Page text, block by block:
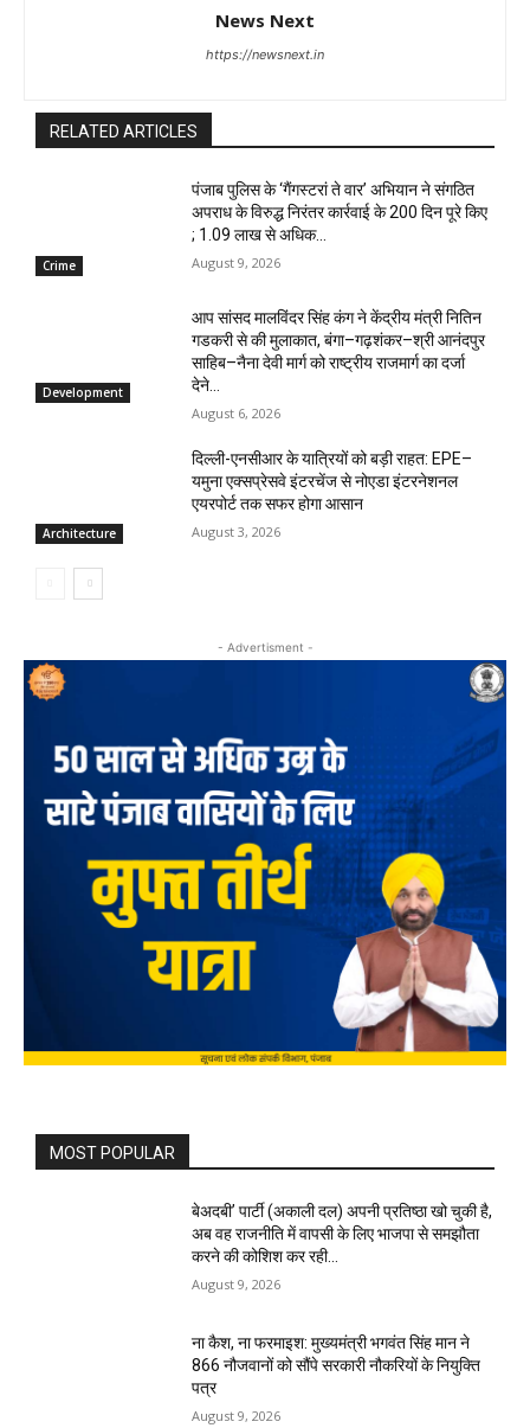
News Next
https://newsnext.in
RELATED ARTICLES
Crime
पंजाब पुलिस के ‘गैंगस्टरां ते वार’ अभियान ने संगठित
अपराध के विरुद्ध निरंतर कार्रवाई के 200 दिन पूरे किए
; 1.09 लाख से अधिक...
August 9, 2026
Development
आप सांसद मालविंदर सिंह कंग ने केंद्रीय मंत्री नितिन
गडकरी से की मुलाकात, बंगा–गढ़शंकर–श्री आनंदपुर
साहिब–नैना देवी मार्ग को राष्ट्रीय राजमार्ग का दर्जा
देने...
August 6, 2026
Architecture
दिल्ली-एनसीआर के यात्रियों को बड़ी राहत: EPE–
यमुना एक्सप्रेसवे इंटरचेंज से नोएडा इंटरनेशनल
एयरपोर्ट तक सफर होगा आसान
August 3, 2026
- Advertisment -
MOST POPULAR
बेअदबी’ पार्टी (अकाली दल) अपनी प्रतिष्ठा खो चुकी है,
अब वह राजनीति में वापसी के लिए भाजपा से समझौता
करने की कोशिश कर रही...
August 9, 2026
ना कैश, ना फरमाइश: मुख्यमंत्री भगवंत सिंह मान ने
866 नौजवानों को सौंपे सरकारी नौकरियों के नियुक्ति
पत्र
August 9, 2026